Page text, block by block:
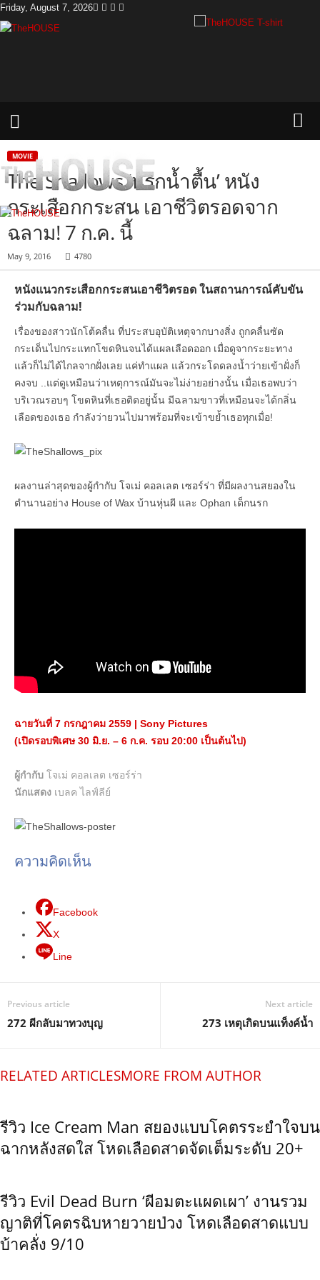
Friday, August 7, 2026
MOVIE
The Shallows ‘นรกน้ำตื้น’ หนัง
กระเสือกกระสน เอาชีวิตรอดจาก
ฉลาม! 7 ก.ค. นี้
May 9, 2016 4780
หนังแนวกระเสือกกระสนเอาชีวิตรอดในสถานการณ์คับขัน
ร่วมกับฉลาม!
เรื่องของสาวนักโต้คลื่น ที่ประสบอุบัติเหตุจากบางสิ่ง ถูกคลื่นซัด
กระเด็นไปกระแทกโขดหินจนได้แผลเลือดออก เมื่อดูจากระยะทาง
แล้วก็ไม่ได้ไกลจากฝั่งเลย แค่ทำแผล แล้วกระโดดลงน้ำว่ายเข้าฝั่งก็
คงจบ ..แต่ดูเหมือนว่าเหตุการณ์มันจะไม่ง่ายอย่างนั้น เมื่อเธอพบว่า
บริเวณรอบๆ โขดหินที่เธอติดอยู่นั้น มีฉลามขาวที่เหมือนจะได้กลิ่น
เลือดของเธอ กำลังว่ายวนไปมาพร้อมที่จะเข้าขย้ำเธอทุกเมื่อ!
ผลงานล่าสุดของผู้กำกับ โจเม่ คอลเลต เซอร์ร่า ที่มีผลงานสยองใน
ตำนานอย่าง House of Wax บ้านหุ่นผี และ Ophan เด็กนรก
ฉายวันที่ 7 กรกฎาคม 2559 | Sony Pictures
(เปิดรอบพิเศษ 30 มิ.ย. – 6 ก.ค. รอบ 20:00 เป็นต้นไป)
ผู้กำกับ โจเม่ คอลเลต เซอร์ร่า
นักแสดง เบลค ไลฟ์ลีย์
ความคิดเห็น
Facebook
X
Line
Previous article
272 ผีกลับมาทวงบุญ
Next article
273 เหตุเกิดบนแท็งค์น้ำ
RELATED ARTICLESMORE FROM AUTHOR
รีวิว Ice Cream Man สยองแบบโคตรระยำใจบน
ฉากหลังสดใส โหดเลือดสาดจัดเต็มระดับ 20+
รีวิว Evil Dead Burn ‘ผีอมตะแผดเผา’ งานรวม
ญาติที่โคตรฉิบหายวายป่วง โหดเลือดสาดแบบ
บ้าคลั่ง 9/10